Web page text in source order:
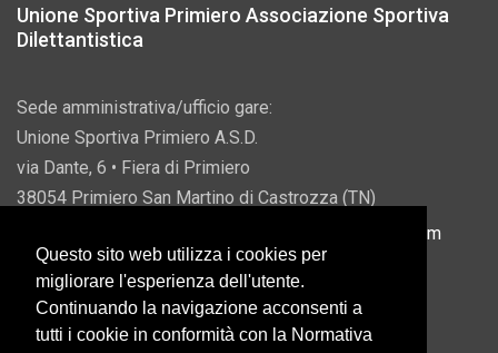
Unione Sportiva Primiero Associazione Sportiva
Dilettantistica
Sede amministrativa/ufficio gare:
Unione Sportiva Primiero A.S.D.
via Dante, 6 • Fiera di Primiero
38054 Primiero San Martino di Castrozza (TN)
info@usprimiero.com
Questo sito web utilizza i cookies per
migliorare l'esperienza dell'utente.
Continuando la navigazione acconsenti a
tutti i cookie in conformità con la Normativa